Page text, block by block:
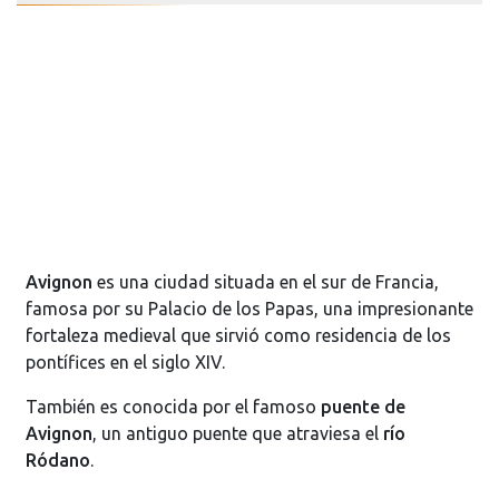
Avignon es una ciudad situada en el sur de Francia,
famosa por su Palacio de los Papas, una impresionante
fortaleza medieval que sirvió como residencia de los
pontífices en el siglo XIV.
También es conocida por el famoso puente de
Avignon, un antiguo puente que atraviesa el río
Ródano.